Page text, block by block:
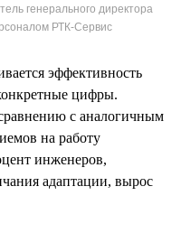
генерального директора
РТК-Сервис
эффективность
цифры.
с аналогичным
на работу
инженеров,
адаптации, вырос